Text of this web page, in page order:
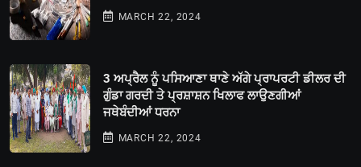
MARCH 22, 2024
3 ਅਪ੍ਰੈਲ ਨੂੰ ਪਸਿਆਣਾ ਥਾਣੇ ਅੱਗੇ ਪ੍ਰਾਪਰਟੀ ਡੀਲਰ ਦੀ
ਗੁੰਡਾ ਗਰਦੀ ਤੇ ਪ੍ਰਸ਼ਾਸ਼ਨ ਖਿਲਾਫ ਲਾਉਣਗੀਆਂ
ਜਥੇਬੰਦੀਆਂ ਧਰਨਾ
MARCH 22, 2024